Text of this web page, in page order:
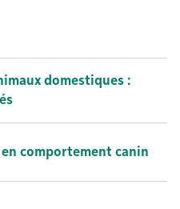
domestiques :
comportement canin